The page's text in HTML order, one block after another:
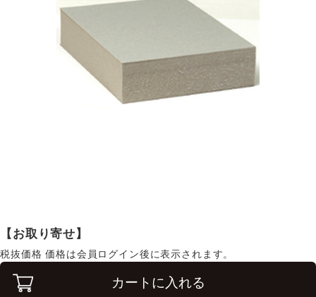
【お取り寄せ】
税抜価格 価格は会員ログイン後に表示されます。
カートに入れる